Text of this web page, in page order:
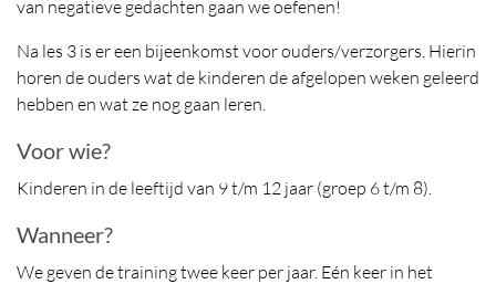
van negatieve gedachten gaan we oefenen!
Na les 3 is er een bijeenkomst voor ouders/verzorgers. Hierin
horen de ouders wat de kinderen de afgelopen weken geleerd
hebben en wat ze nog gaan leren.
Voor wie?
Kinderen in de leeftijd van 9 t/m 12 jaar (groep 6 t/m 8).
Wanneer?
We geven de training twee keer per jaar. Eén keer in het